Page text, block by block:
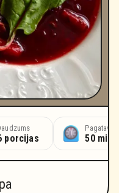
porcijas 50